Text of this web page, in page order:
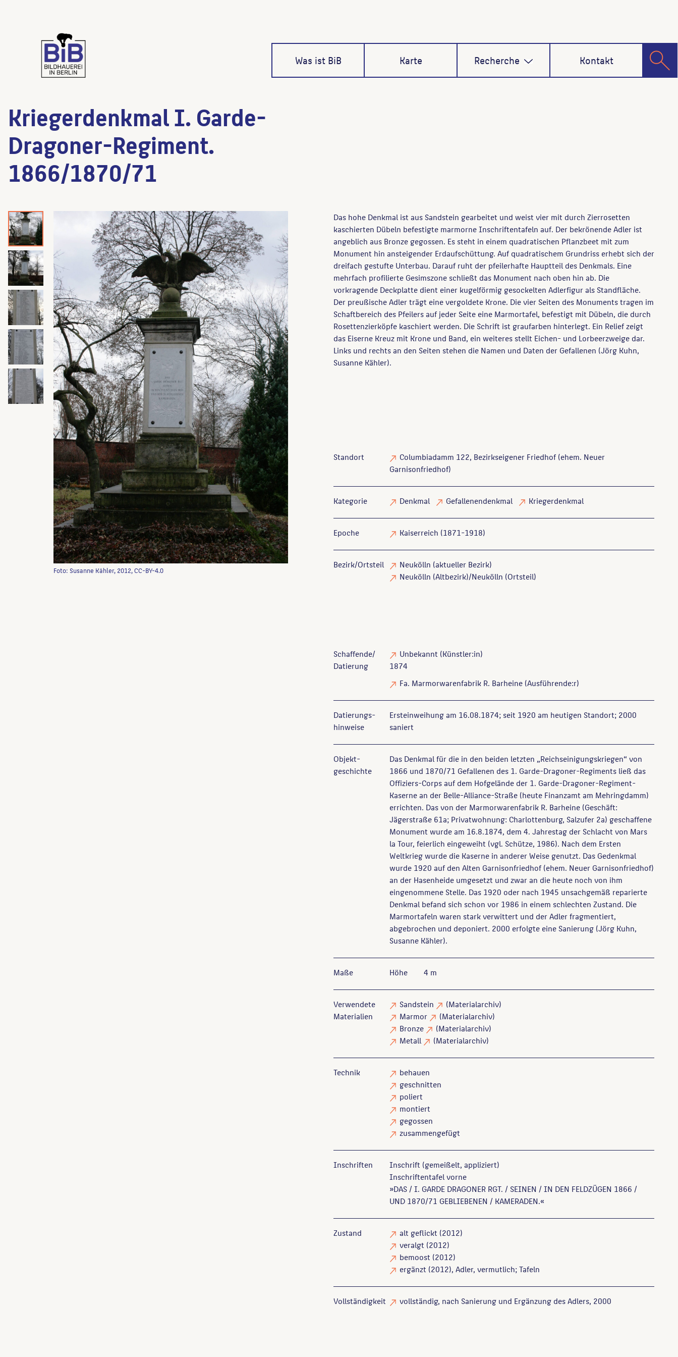
Was ist BiB Karte Recherche Kontakt
Kriegerdenkmal I. Garde-
Dragoner-Regiment.
1866/1870/71
Foto: Susanne Kähler, 2012, CC-BY-4.0
Das hohe Denkmal ist aus Sandstein gearbeitet und weist vier mit durch Zierrosetten
kaschierten Dübeln befestigte marmorne Inschriftentafeln auf. Der bekrönende Adler ist
angeblich aus Bronze gegossen. Es steht in einem quadratischen Pflanzbeet mit zum
Monument hin ansteigender Erdaufschüttung. Auf quadratischem Grundriss erhebt sich der
dreifach gestufte Unterbau. Darauf ruht der pfeilerhafte Hauptteil des Denkmals. Eine
mehrfach profilierte Gesimszone schließt das Monument nach oben hin ab. Die
vorkragende Deckplatte dient einer kugelförmig gesockelten Adlerfigur als Standfläche.
Der preußische Adler trägt eine vergoldete Krone. Die vier Seiten des Monuments tragen im
Schaftbereich des Pfeilers auf jeder Seite eine Marmortafel, befestigt mit Dübeln, die durch
Rosettenzierköpfe kaschiert werden. Die Schrift ist graufarben hinterlegt. Ein Relief zeigt
das Eiserne Kreuz mit Krone und Band, ein weiteres stellt Eichen- und Lorbeerzweige dar.
Links und rechts an den Seiten stehen die Namen und Daten der Gefallenen (Jörg Kuhn,
Susanne Kähler).
Standort
Columbiadamm 122, Bezirkseigener Friedhof (ehem. Neuer
Garnisonfriedhof)
Kategorie Denkmal Gefallenendenkmal Kriegerdenkmal
Epoche Kaiserreich (1871-1918)
Bezirk/Ortsteil
Neukölln (aktueller Bezirk)
Neukölln (Altbezirk)/Neukölln (Ortsteil)
Schaffende/
Datierung
Unbekannt (Künstler:in)
1874
Fa. Marmorwarenfabrik R. Barheine (Ausführende:r)
Datierungs­
hinweise
Ersteinweihung am 16.08.1874; seit 1920 am heutigen Standort; 2000
saniert
Objekt­
geschichte
Das Denkmal für die in den beiden letzten „Reichseinigungskriegen“ von
1866 und 1870/71 Gefallenen des 1. Garde-Dragoner-Regiments ließ das
Offiziers-Corps auf dem Hofgelände der 1. Garde-Dragoner-Regiment-
Kaserne an der Belle-Alliance-Straße (heute Finanzamt am Mehringdamm)
errichten. Das von der Marmorwarenfabrik R. Barheine (Geschäft:
Jägerstraße 61a; Privatwohnung: Charlottenburg, Salzufer 2a) geschaffene
Monument wurde am 16.8.1874, dem 4. Jahrestag der Schlacht von Mars
la Tour, feierlich eingeweiht (vgl. Schütze, 1986). Nach dem Ersten
Weltkrieg wurde die Kaserne in anderer Weise genutzt. Das Gedenkmal
wurde 1920 auf den Alten Garnisonfriedhof (ehem. Neuer Garnisonfriedhof)
an der Hasenheide umgesetzt und zwar an die heute noch von ihm
eingenommene Stelle. Das 1920 oder nach 1945 unsachgemäß reparierte
Denkmal befand sich schon vor 1986 in einem schlechten Zustand. Die
Marmortafeln waren stark verwittert und der Adler fragmentiert,
abgebrochen und deponiert. 2000 erfolgte eine Sanierung (Jörg Kuhn,
Susanne Kähler).
Maße Höhe 4 m
Verwendete
Materialien
Sandstein
(Materialarchiv)
Marmor
(Materialarchiv)
Bronze
(Materialarchiv)
Metall
(Materialarchiv)
Technik
behauen
geschnitten
poliert
montiert
gegossen
zusammengefügt
Inschriften
Inschrift (gemeißelt, appliziert)
Inschriftentafel vorne
»DAS / I. GARDE DRAGONER RGT. / SEINEN / IN DEN FELDZÜGEN 1866 /
UND 1870/71 GEBLIEBENEN / KAMERADEN.«
Zustand alt geflickt (2012)
veralgt (2012)
bemoost (2012)
ergänzt (2012), Adler, vermutlich; Tafeln
Vollständigkeit vollständig, nach Sanierung und Ergänzung des Adlers, 2000